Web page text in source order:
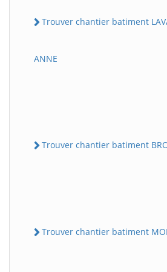
Trouver chantier batiment
ANNE
Trouver chantier batiment
Trouver chantier batiment